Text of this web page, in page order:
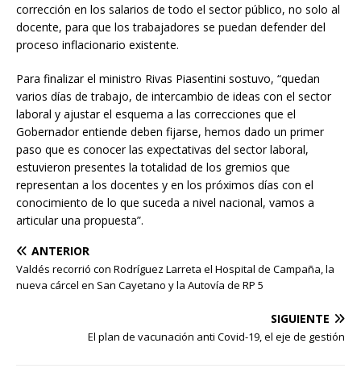
corrección en los salarios de todo el sector público, no solo al
docente, para que los trabajadores se puedan defender del
proceso inflacionario existente.
Para finalizar el ministro Rivas Piasentini sostuvo, “quedan
varios días de trabajo, de intercambio de ideas con el sector
laboral y ajustar el esquema a las correcciones que el
Gobernador entiende deben fijarse, hemos dado un primer
paso que es conocer las expectativas del sector laboral,
estuvieron presentes la totalidad de los gremios que
representan a los docentes y en los próximos días con el
conocimiento de lo que suceda a nivel nacional, vamos a
articular una propuesta”.
ANTERIOR
Valdés recorrió con Rodríguez Larreta el Hospital de Campaña, la
nueva cárcel en San Cayetano y la Autovía de RP 5
SIGUIENTE
El plan de vacunación anti Covid-19, el eje de gestión